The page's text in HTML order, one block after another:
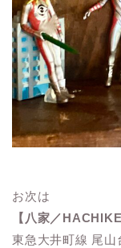
お次は
【八家／HACHIKE
東急大井町線 尾山